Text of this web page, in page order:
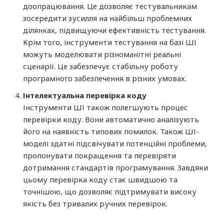
доопрацювання. Це дозволяє тестувальникам
зосередити зусилля на найбільш проблемних
ділянках, підвищуючи ефективність тестування.
Крім того, інструменти тестування на базі ШІ
можуть моделювати різноманітні реальні
сценарії. Це забезпечує стабільну роботу
програмного забезпечення в різних умовах.
Інтелектуальна перевірка коду
Інструменти ШІ також полегшують процес
перевірки коду. Вони автоматично аналізують
його на наявність типових помилок. Також ШІ-
моделі здатні підсвічувати потенційні проблеми,
пропонувати покращення та перевіряти
дотримання стандартів програмування. Завдяки
цьому перевірка коду стає швидшою та
точнішою, що дозволяє підтримувати високу
якість без тривалих ручних перевірок.